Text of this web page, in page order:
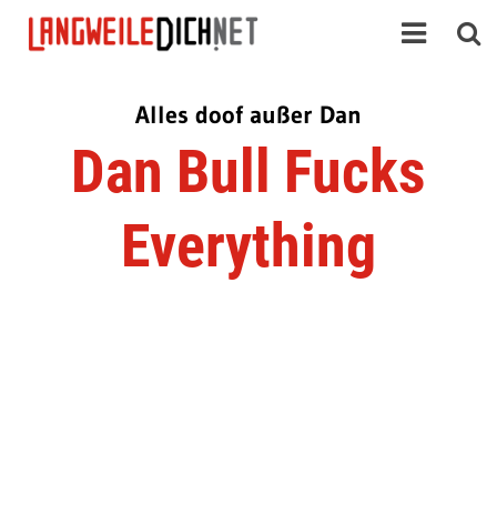
Alles doof außer Dan
Dan Bull Fucks
Everything